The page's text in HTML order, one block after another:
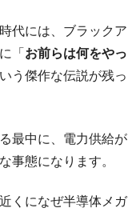
とは？
で勝利騎手がもら
モチーフとは？
飛ばずに終わりそう
代には、ブラックア
「 お前らは何をやっ
う傑作な伝説が残っ
最中に、電力供給が
態になります。
くになぜ半導体メガ